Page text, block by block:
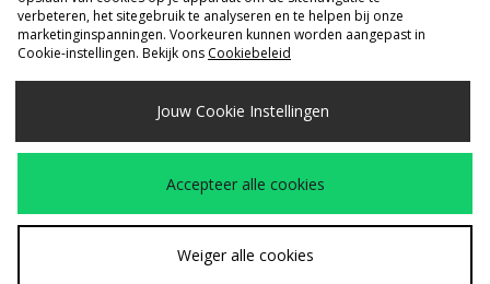
Verzenden Naar
Nederland
Wij accepteren de volgende betaalmethoden
Bezoek onze bedrijfspaginawww.jdplc.com
verbeteren, het sitegebruik te analyseren en te helpen bij onze
marketinginspanningen. Voorkeuren kunnen worden aangepast in
Cookie-instellingen. Bekijk ons Cookiebeleid
Jouw Cookie Instellingen
Accepteer alle cookies
Weiger alle cookies